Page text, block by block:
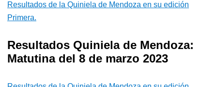
Resultados de la Quiniela de Mendoza en su edición
Primera.
Resultados Quiniela de Mendoza:
Matutina del 8 de marzo 2023